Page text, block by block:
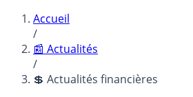
Accueil
/
📰 Actualités
/
💲 Actualités financières